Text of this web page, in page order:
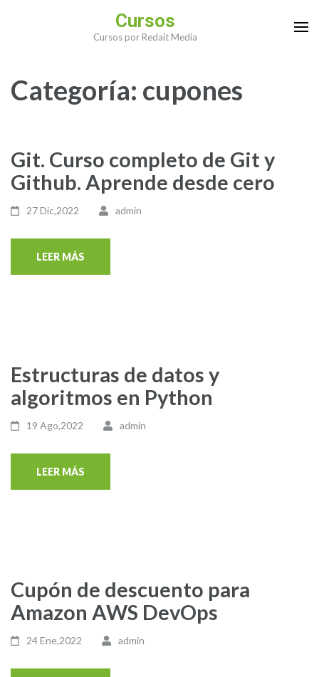
Cursos
Cursos por Redait Media
Categoría: cupones
Git. Curso completo de Git y
Github. Aprende desde cero
27 Dic,2022 admin
LEER MÁS
Estructuras de datos y
algoritmos en Python
19 Ago,2022 admin
LEER MÁS
Cupón de descuento para
Amazon AWS DevOps
24 Ene,2022 admin